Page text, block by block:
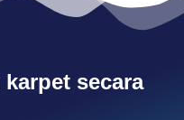
secara